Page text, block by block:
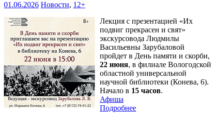
01.06.2026 Новости, 12+
Лекция с презентацией «Их
подвиг прекрасен и свят»
экскурсовода Людмилы
Васильевны Зарубаловой
пройдет в День памяти и скорби,
22 июня, в филиале Вологодской
областной универсальной
научной библиотеки (Конева, 6).
Начало в 15 часов.
Афиша
Подробнее